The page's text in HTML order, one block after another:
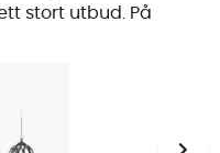
stort utbud. På
och vi erbjuder